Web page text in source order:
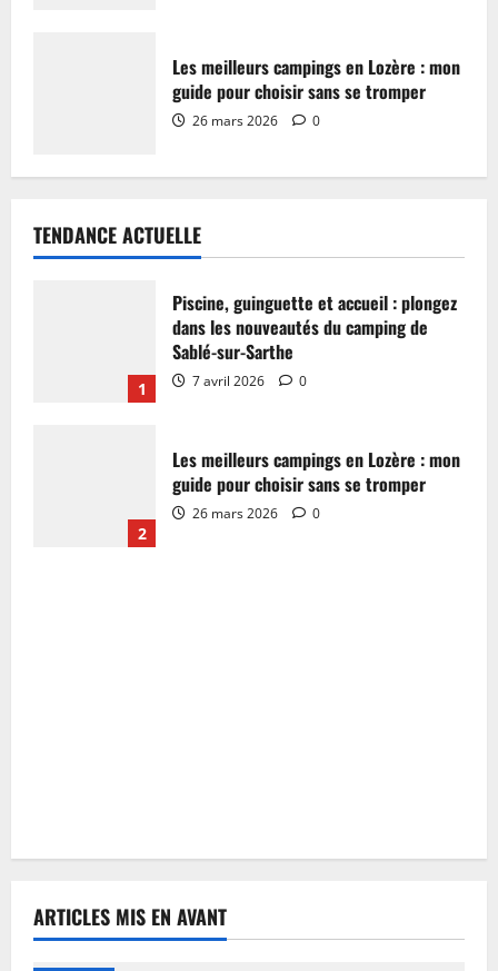
Les meilleurs campings en Lozère : mon
guide pour choisir sans se tromper
26 mars 2026 0
TENDANCE ACTUELLE
1
Piscine, guinguette et accueil : plongez
dans les nouveautés du camping de
Sablé-sur-Sarthe
7 avril 2026 0
2
Les meilleurs campings en Lozère : mon
guide pour choisir sans se tromper
26 mars 2026 0
ARTICLES MIS EN AVANT